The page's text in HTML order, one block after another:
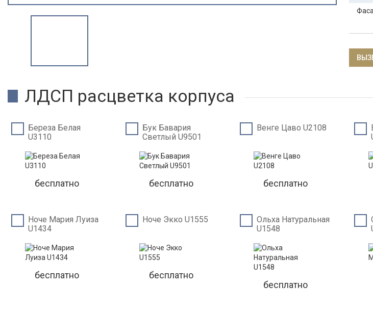
ЛДСП расцветка корпуса
Береза Белая
U3110
бесплатно
Бук Бавария
Светлый U9501
бесплатно
Венге Цаво U2108
бесплатно
Ноче Мария Луиза
U1434
бесплатно
Ноче Экко U1555
бесплатно
Ольха Натуральная
U1548
бесплатно